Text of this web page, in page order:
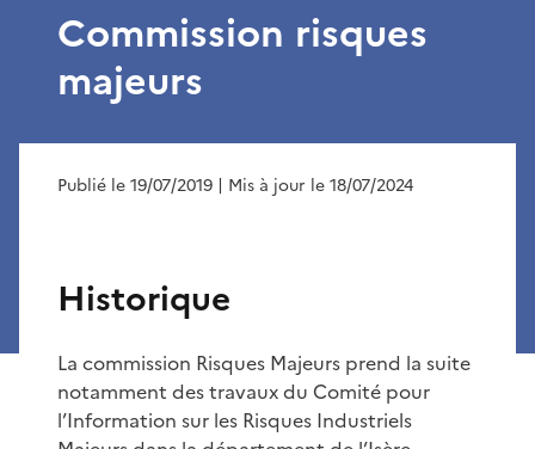
Commission risques
majeurs
Publié le 19/07/2019 | Mis à jour le 18/07/2024
Historique
La commission Risques Majeurs prend la suite
notamment des travaux du Comité pour
l’Information sur les Risques Industriels